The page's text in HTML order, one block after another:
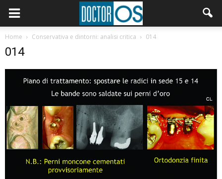
Home Conservativa e dintorni: analisi critica 014
014